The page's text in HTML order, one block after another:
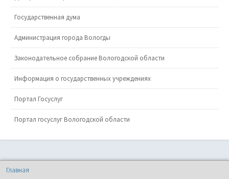
Государственная дума
Администрация города Вологды
Законодательное собрание Вологодской области
Информация о государственных учреждениях
Портал Госуслуг
Портал госуслуг Вологодской области
Главная